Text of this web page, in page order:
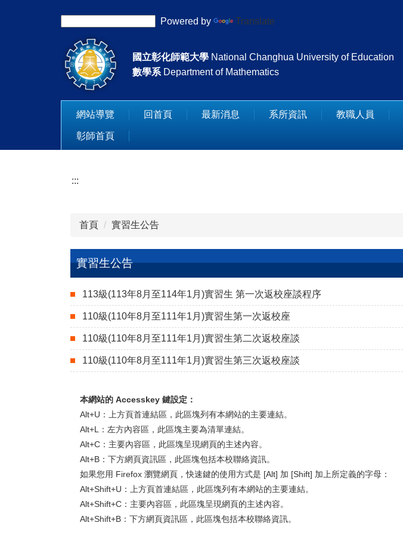
Powered by Translate
國立彰化師範大學 National Changhua University of Education
數學系 Department of Mathematics
網站導覽 回首頁 最新消息 系所資訊 教職人員
彰師首頁
:::
首頁 實習生公告
實習生公告
113級(113年8月至114年1月)實習生 第一次返校座談程序
110級(110年8月至111年1月)實習生第一次返校座
110級(110年8月至111年1月)實習生第二次返校座談
110級(110年8月至111年1月)實習生第三次返校座談
本網站的 Accesskey 鍵設定：
Alt+U：上方頁首連結區，此區塊列有本網站的主要連結。
Alt+L：左方內容區，此區塊主要為清單連結。
Alt+C：主要內容區，此區塊呈現網頁的主述內容。
Alt+B：下方網頁資訊區，此區塊包括本校聯絡資訊。
如果您用 Firefox 瀏覽網頁，快速鍵的使用方式是 [Alt] 加 [Shift] 加上所定義的字母：
Alt+Shift+U：上方頁首連結區，此區塊列有本網站的主要連結。
Alt+Shift+C：主要內容區，此區塊呈現網頁的主述內容。
Alt+Shift+B：下方網頁資訊區，此區塊包括本校聯絡資訊。